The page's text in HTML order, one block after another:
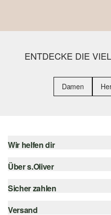
ENTDECKE DIE
Damen
Wir helfen dir
Hilfe & FAQ
Größenberatung
Über s.Oliver
s.Oliver Magazin
Whatsapp
Sicher zahlen
Rechnung
Versand